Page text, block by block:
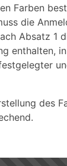
Farben
die
Absatz 1
enthalten,
des